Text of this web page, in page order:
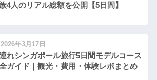
4人のリアル総額を公開【5日間】
2026年3月17日
れシンガポール旅行5日間モデルコース
ガイド｜観光・費用・体験レポまとめ